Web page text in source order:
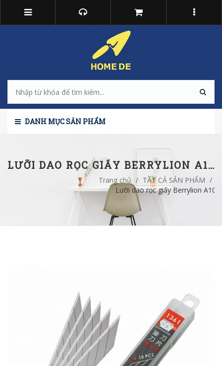
DANH MỤC SẢN PHẨM
LƯỠI DAO RỌC GIẤY BERRYLION A100 LỚN
Trang chủ / TẤT CẢ SẢN PHẨM /
Lưỡi dao rọc giấy Berrylion